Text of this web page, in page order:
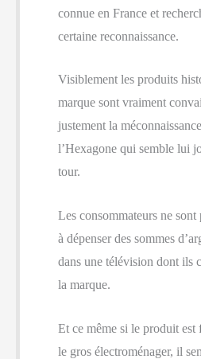
connue en France et
certaine reconnaissance.
Visiblement les produits
marque sont vraiment
justement la
l’Hexagone qui semble lui
tour.
Les consommateurs ne sont
à dépenser des sommes
dans une télévision dont ils
la marque.
Et ce même si le produit est
le gros électroménager, il